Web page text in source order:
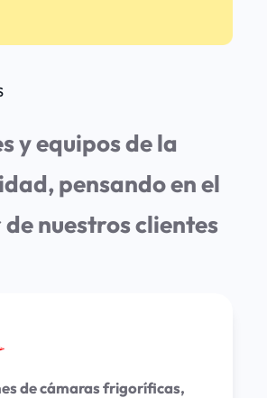
y equipos de la
pensando en el
nuestros clientes
de cámaras frigoríficas,